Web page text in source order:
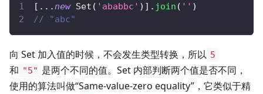
[ ...new Set ( 'ababbc' ) ] . join ( '' )
// "abc"
向 Set 加入值的时候，不会发生类型转换，所以 5
和 "5" 是两个不同的值。Set 内部判断两个值是否不同，
使用的算法叫做“Same-value-zero equality”，它类似于精